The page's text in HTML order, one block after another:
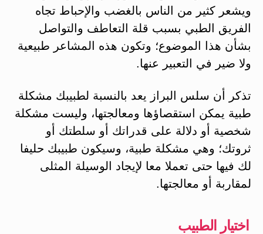
ويشعر كثير من الناس بالغضب والإحباط تجاه
الفريق الطبي بسبب قلة التعاطف والتواصل
بشأن هذا الموضوع؛ وتكون هذه المشاعر طبيعية
ولا ضير في التعبير عنها.
تذكر أن سلس البراز يعد بالنسبة لطبيبك مشكلة
طبية يمكن استقصاؤها ومعالجتها، وليست مشكلة
شخصية أو دلالة على قدراتك أو سلطتك أو
ثروتك؛ وهي مشكلة طبية، وسيكون طبيبك حليفا
لك فيها حتى تعملا معا لإيجاد الوسيلة المثلى
لمقاربة أو معالجتها.
اختيار الطبيب